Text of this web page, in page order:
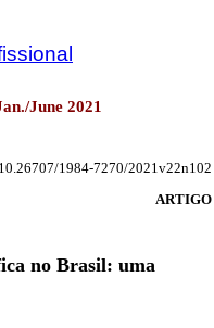
June 2021
10.26707/1984-7270/2021v22n102
ARTIGO
no Brasil: uma